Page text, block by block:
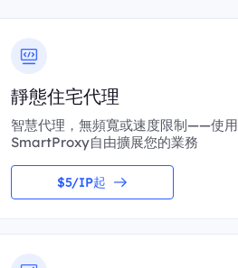
靜態住宅代理
智慧代理，無頻寬或速度限制——使用
SmartProxy自由擴展您的業務
$5/IP起